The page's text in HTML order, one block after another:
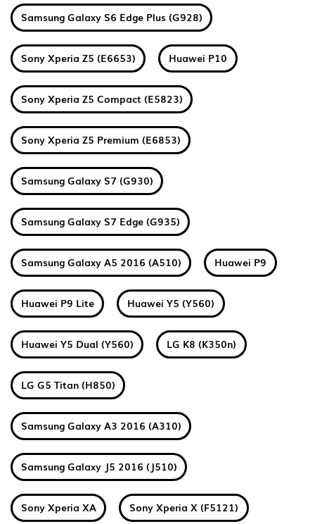
Samsung Galaxy S6 Edge Plus (G928)
Sony Xperia Z5 (E6653) Huawei P10
Sony Xperia Z5 Compact (E5823)
Sony Xperia Z5 Premium (E6853)
Samsung Galaxy S7 (G930)
Samsung Galaxy S7 Edge (G935)
Samsung Galaxy A5 2016 (A510) Huawei P9
Huawei P9 Lite Huawei Y5 (Y560)
Huawei Y5 Dual (Y560) LG K8 (K350n)
LG G5 Titan (H850)
Samsung Galaxy A3 2016 (A310)
Samsung Galaxy J5 2016 (J510)
Sony Xperia XA Sony Xperia X (F5121)